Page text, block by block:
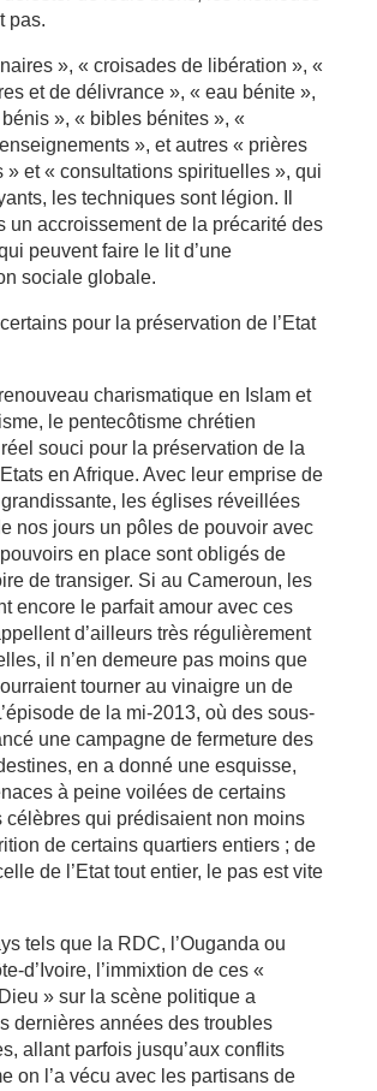
pas.
», « croisades de libération », «
et de délivrance », « eau bénite »,
», « bibles bénites », «
», et autres « prières
» et « consultations spirituelles », qui
les techniques sont légion. Il
un accroissement de la précarité des
peuvent faire le lit d’une
sociale globale.
pour la préservation de l’Etat
charismatique en Islam et
le pentecôtisme chrétien
souci pour la préservation de la
en Afrique. Avec leur emprise de
les églises réveillées
nos jours un pôles de pouvoir avec
en place sont obligés de
de transiger. Si au Cameroun, les
encore le parfait amour avec ces
d’ailleurs très régulièrement
il n’en demeure pas moins que
tourner au vinaigre un de
de la mi-2013, où des sous-
une campagne de fermeture des
en a donné une esquisse,
à peine voilées de certains
célèbres qui prédisaient non moins
de certains quartiers entiers ; de
de l’Etat tout entier, le pas est vite
tels que la RDC, l’Ouganda ou
d’Ivoire, l’immixtion de ces «
» sur la scène politique a
dernières années des troubles
allant parfois jusqu’aux conflits
on l’a vécu avec les partisans de